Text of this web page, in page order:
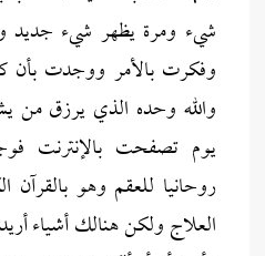
شيء ومرة يظهر شيء جديد
وفكرت بالأمر ووجدت بأن
والله وحده الذي يرزق من
يوم تصفحت بالإنترنت
روحانيا للعقم وهو بالقرآن
العلاج ولكن هنالك أشياء أريد